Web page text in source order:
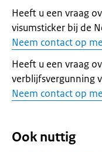
Heeft u een vraag
visumsticker bij de
Neem contact op
Heeft u een vraag
verblijfsvergunning
Neem contact op
Ook nuttig